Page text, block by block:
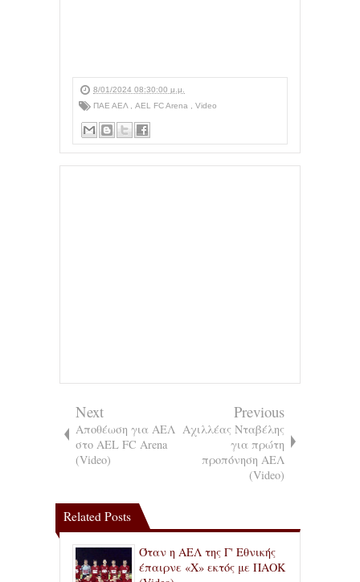
8/01/2024 08:30:00 μ.μ.
ΠΑΕ ΑΕΛ
AEL FC Arena Video
Next
Αποθέωση για ΑΕΛ
στο AEL FC Arena
(Video)
Previous
Αχιλλέας Νταβέλης
για πρώτη
προπόνηση ΑΕΛ
(Video)
Related Posts
Όταν η ΑΕΛ της Γ' Εθνικής
έπαιρνε «Χ» εκτός με ΠΑΟΚ